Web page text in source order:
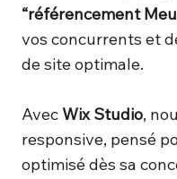
“référencement
vos concurrents et
de site optimale.
AvecWix Studio,
responsive, pensé
optimisé dès sa